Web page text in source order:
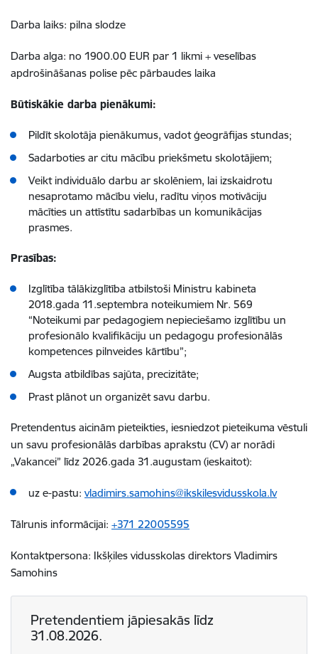
Darba laiks: pilna slodze
Darba alga: no 1900.00 EUR par 1 likmi + veselības
apdrošināšanas polise pēc pārbaudes laika
Būtiskākie darba pienākumi:
Pildīt skolotāja pienākumus, vadot ģeogrāfijas stundas;
Sadarboties ar citu mācību priekšmetu skolotājiem;
Veikt individuālo darbu ar skolēniem, lai izskaidrotu
nesaprotamo mācību vielu, radītu viņos motivāciju
mācīties un attīstītu sadarbības un komunikācijas
prasmes.
Prasības:
Izglītība tālākizglītība atbilstoši Ministru kabineta
2018.gada 11.septembra noteikumiem Nr. 569
“Noteikumi par pedagogiem nepieciešamo izglītību un
profesionālo kvalifikāciju un pedagogu profesionālās
kompetences pilnveides kārtību”;
Augsta atbildības sajūta, precizitāte;
Prast plānot un organizēt savu darbu.
Pretendentus aicinām pieteikties, iesniedzot pieteikuma vēstuli
un savu profesionālās darbības aprakstu (CV) ar norādi
„Vakancei” līdz 2026.gada 31.augustam (ieskaitot):
uz e-pastu: vladimirs.samohins@ikskilesvidusskola.lv
Tālrunis informācijai: +371 22005595
Kontaktpersona: Ikšķiles vidusskolas direktors Vladimirs
Samohins
Pretendentiem jāpiesakās līdz
31.08.2026.